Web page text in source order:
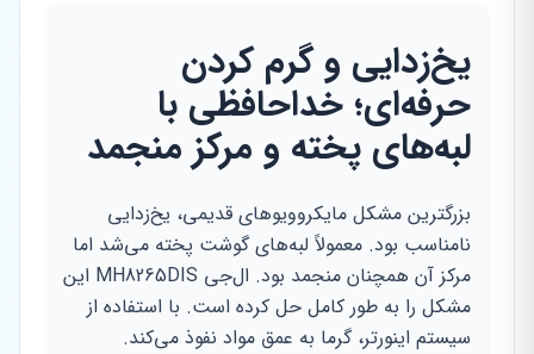
یخ‌زدایی و گرم کردن
حرفه‌ای؛ خداحافظی با
لبه‌های پخته و مرکز منجمد
بزرگترین مشکل مایکروویوهای قدیمی، یخ‌زدایی
نامناسب بود. معمولاً لبه‌های گوشت پخته می‌شد اما
مرکز آن همچنان منجمد بود. ال‌جی MH8265DIS این
مشکل را به طور کامل حل کرده است. با استفاده از
سیستم اینورتر، گرما به عمق مواد نفوذ می‌کند.